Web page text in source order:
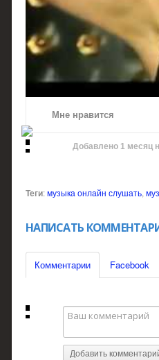
Мне нравится
Добавлено 1 месяц
Теги:музыка онлайн слушать,
НАПИСАТЬ
Комментарии Facebook
Добавить